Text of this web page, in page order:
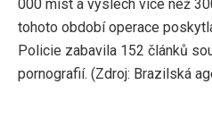
000 míst a výslech více než
tohoto období operace
Policie zabavila 152 článků
pornografií. (Zdroj: Brazilská